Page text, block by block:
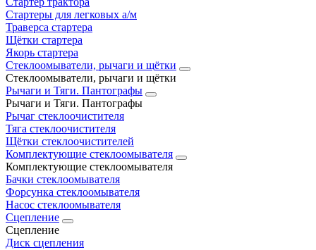
Стартеры для легковых а/м
Траверса стартера
Щётки стартера
Якорь стартера
Стеклоомыватели, рычаги и щётки
Стеклоомыватели, рычаги и щётки
Рычаги и Тяги. Пантографы
Рычаги и Тяги. Пантографы
Рычаг стеклоочистителя
Тяга стеклоочистителя
Щётки стеклоочистителей
Комплектующие стеклоомывателя
Комплектующие стеклоомывателя
Бачки стеклоомывателя
Форсунка стеклоомывателя
Насос стеклоомывателя
Сцепление
Сцепление
Диск сцепления